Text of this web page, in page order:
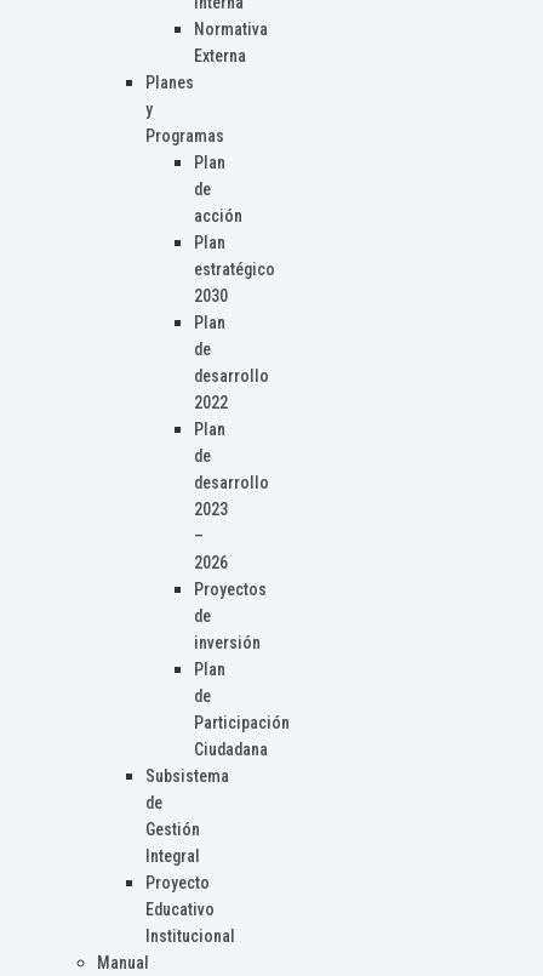
Normativa
Externa
Planes
y
Programas
Plan
de
acción
Plan
estratégico
2030
Plan
de
desarrollo
2022
Plan
de
desarrollo
2023
–
2026
Proyectos
de
inversión
Plan
de
Participación
Ciudadana
Subsistema
de
Gestión
Integral
Proyecto
Educativo
Institucional
Manual